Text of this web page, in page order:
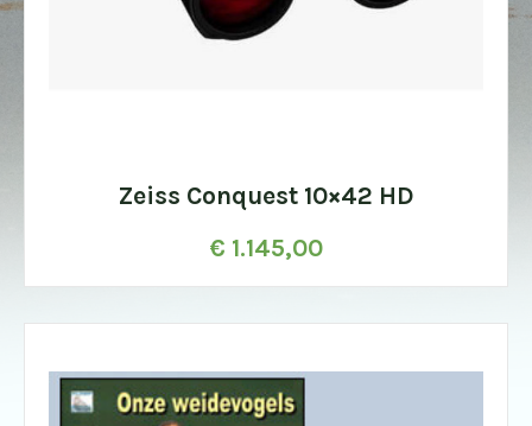
Zeiss Conquest 10×42 HD
€ 1.145,00